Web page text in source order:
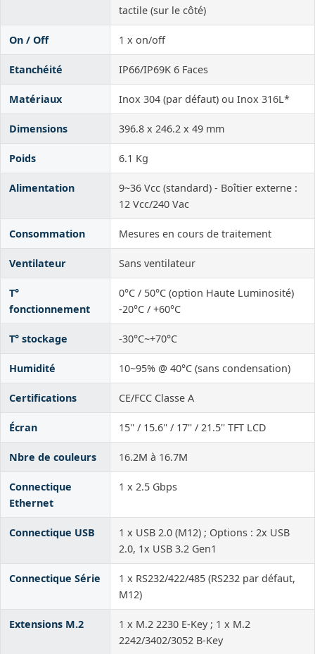
tactile (sur le côté)
On / Off 1 x on/off
Etanchéité IP66/IP69K 6 Faces
Matériaux Inox 304 (par défaut) ou Inox 316L*
Dimensions 396.8 x 246.2 x 49 mm
Poids 6.1 Kg
Alimentation
9~36 Vcc (standard) - Boîtier externe :
12 Vcc/240 Vac
Consommation Mesures en cours de traitement
Ventilateur Sans ventilateur
T°
fonctionnement
0°C / 50°C (option Haute Luminosité)
-20°C / +60°C
T° stockage -30°C~+70°C
Humidité 10~95% @ 40°C (sans condensation)
Certifications CE/FCC Classe A
Écran 15'' / 15.6'' / 17'' / 21.5'' TFT LCD
Nbre de couleurs 16.2M à 16.7M
Connectique
Ethernet
1 x 2.5 Gbps
Connectique USB
1 x USB 2.0 (M12) ; Options : 2x USB
2.0, 1x USB 3.2 Gen1
Connectique Série
1 x RS232/422/485 (RS232 par défaut,
M12)
Extensions M.2
1 x M.2 2230 E-Key ; 1 x M.2
2242/3402/3052 B-Key